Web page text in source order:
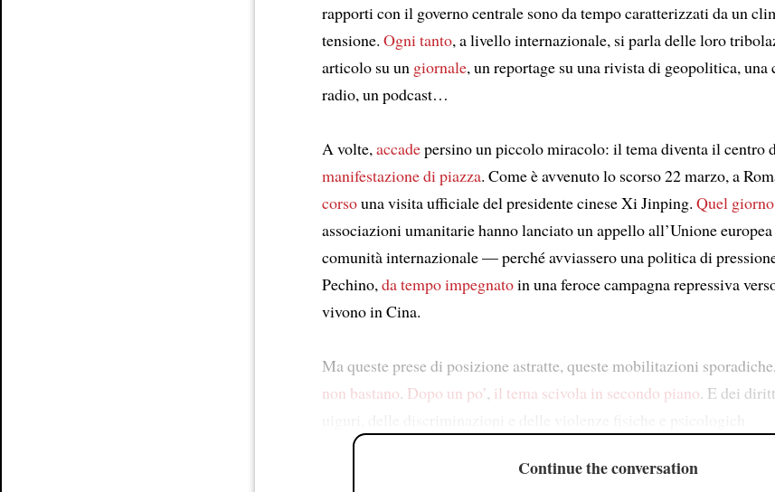
rapporti con il governo centrale sono da tempo caratterizzati da un
tensione. Ogni tanto, a livello internazionale, si parla delle loro
articolo su un giornale, un reportage su una rivista di geopolitica, una
radio, un podcast…
A volte, accadepersino un piccolo miracolo: il tema diventa il centro
manifestazione di piazza. Come è avvenuto lo scorso 22 marzo, a
corsouna visita ufficiale del presidente cinese Xi Jinping. Quel giorno
associazioni umanitarie hanno lanciato un appello all’Unione
comunità internazionale — perché avviassero una politica di
Pechino, da tempo impegnatoin una feroce campagna repressiva
vivono in Cina.
Ma queste prese di posizione astratte, queste mobilitazioni
non bastano. Dopo un po’, il tema scivola in secondo piano. E dei
Continue the conversation